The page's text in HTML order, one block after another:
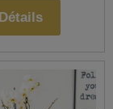
Détails